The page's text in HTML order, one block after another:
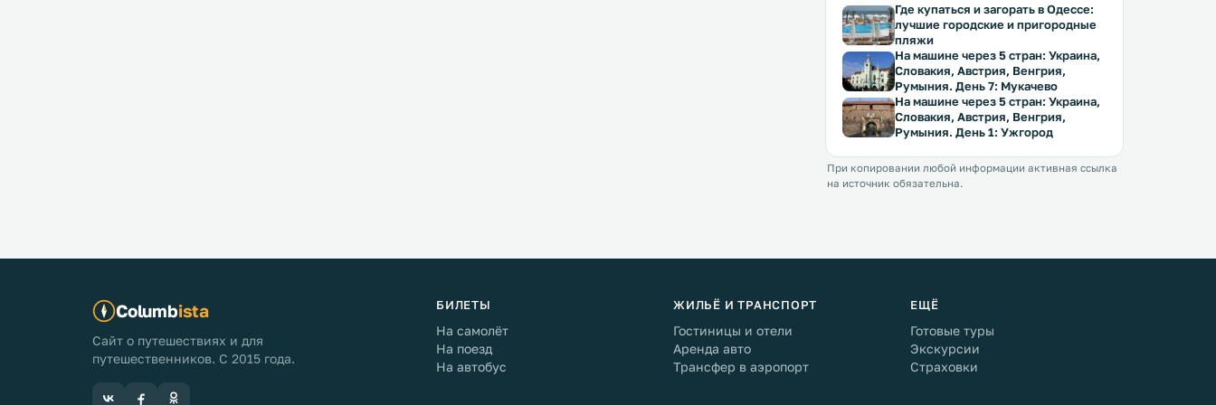
Где купаться и загорать в Одессе:
лучшие городские и пригородные
пляжи
На машине через 5 стран: Украина,
Словакия, Австрия, Венгрия,
Румыния. День 7: Мукачево
На машине через 5 стран: Украина,
Словакия, Австрия, Венгрия,
Румыния. День 1: Ужгород
При копировании любой информации активная ссылка
на источник обязательна.
Columbista
Сайт о путешествиях и для
путешественников. С 2015 года.
БИЛЕТЫ
На самолёт
На поезд
На автобус
ЖИЛЬЁ И ТРАНСПОРТ
Гостиницы и отели
Аренда авто
Трансфер в аэропорт
ЕЩЁ
Готовые туры
Экскурсии
Страховки